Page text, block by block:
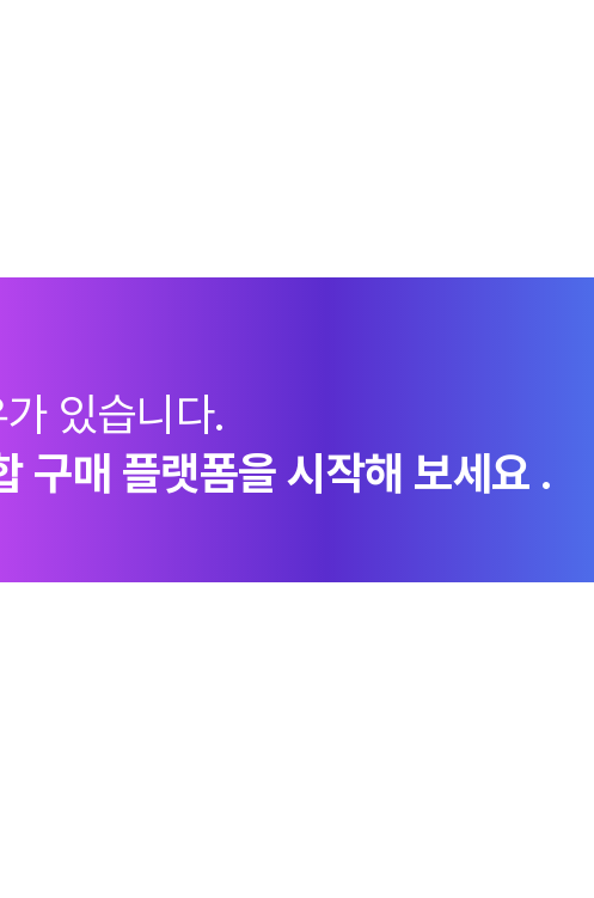
있습니다.
구매 플랫폼을 시작해 보세요 .